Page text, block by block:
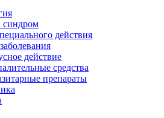
действия
действие
средства
препараты